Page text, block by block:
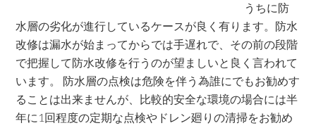
うちに防
水層の劣化が進行しているケースが良く有ります。防水
改修は漏水が始まってからでは手遅れで、その前の段階
で把握して防水改修を行うのが望ましいと良く言われて
います。 防水層の点検は危険を伴う為誰にでもお勧めす
ることは出来ませんが、比較的安全な環境の場合には半
年に1回程度の定期な点検やドレン廻りの清掃をお勧め